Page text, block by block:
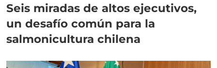
Seis miradas de altos ejecutivos,
un desafío común para la
salmonicultura chilena